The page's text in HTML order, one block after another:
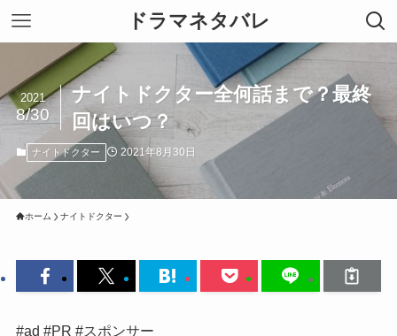
ドラマネタバレ
ナイトドクター全何話まで？最終
回はいつ？
2021
8/30
ナイトドクター 2021年8月30日
ホーム ナイトドクター
#ad #PR #スポンサー